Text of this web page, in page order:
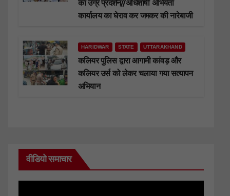
का उग्र प्रदर्शन//अधिशाषी अभियंता
कार्यालय का घेराव कर जमकर की नारेबाजी
HARIDWAR STATE UTTARAKHAND
कलियर पुलिस द्वारा आगामी कांवड़ और
कलियर उर्स को लेकर चलाया गया सत्यापन
अभियान
वीडियो समाचार